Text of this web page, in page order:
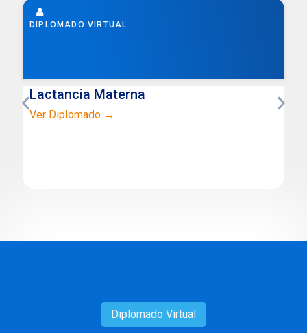
DIPLOMADO VIRTUAL
Psicología de la Emergencia
Ver Diplomado →
Diplomado Virtual